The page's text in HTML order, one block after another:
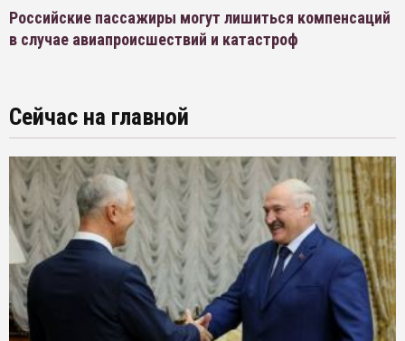
Российские пассажиры могут лишиться компенсаций
в случае авиапроисшествий и катастроф
Сейчас на главной